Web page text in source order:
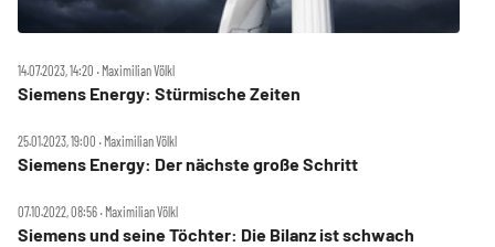
14.07.2023, 14:20 ‧ Maximilian Völkl
Siemens Energy: Stürmische Zeiten
25.01.2023, 19:00 ‧ Maximilian Völkl
Siemens Energy: Der nächste große Schritt
07.10.2022, 08:56 ‧ Maximilian Völkl
Siemens und seine Töchter: Die Bilanz ist schwach